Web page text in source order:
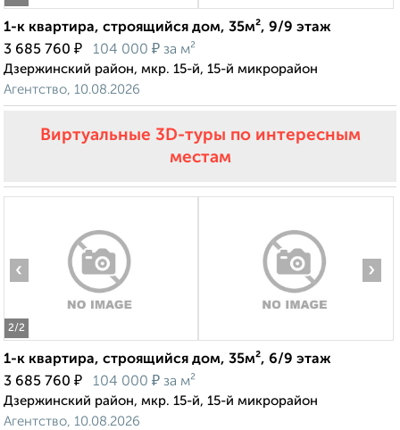
1-к квартира, строящийся дом, 35м², 9/9 этаж
3 685 760 ₽ 104 000 ₽ за м²
Дзержинский район, мкр. 15-й, 15-й микрорайон
Агентство, 10.08.2026
Виртуальные 3D-туры по интересным
местам
2/2
‹ ›
1-к квартира, строящийся дом, 35м², 6/9 этаж
3 685 760 ₽ 104 000 ₽ за м²
Дзержинский район, мкр. 15-й, 15-й микрорайон
Агентство, 10.08.2026